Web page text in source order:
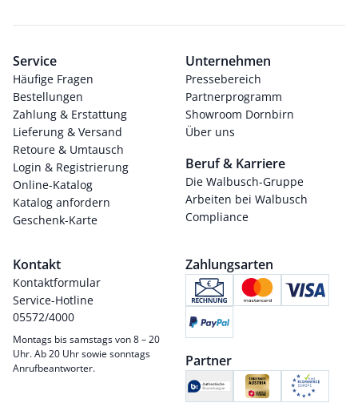
Service
Häufige Fragen
Bestellungen
Zahlung & Erstattung
Lieferung & Versand
Retoure & Umtausch
Login & Registrierung
Online-Katalog
Katalog anfordern
Geschenk-Karte
Unternehmen
Pressebereich
Partnerprogramm
Showroom Dornbirn
Über uns
Beruf & Karriere
Die Walbusch-Gruppe
Arbeiten bei Walbusch
Compliance
Kontakt
Kontaktformular
Service-Hotline
05572/4000
Montags bis samstags von 8 – 20
Uhr. Ab 20 Uhr sowie sonntags
Anrufbeantworter.
Zahlungsarten
Partner